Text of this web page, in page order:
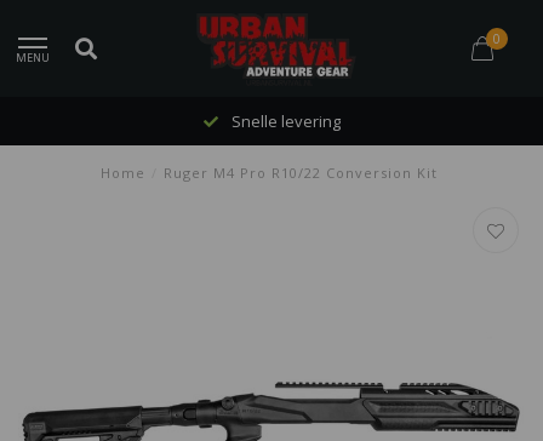
MENU
0
Snelle levering
Home Ruger M4 Pro R10/22 Conversion Kit